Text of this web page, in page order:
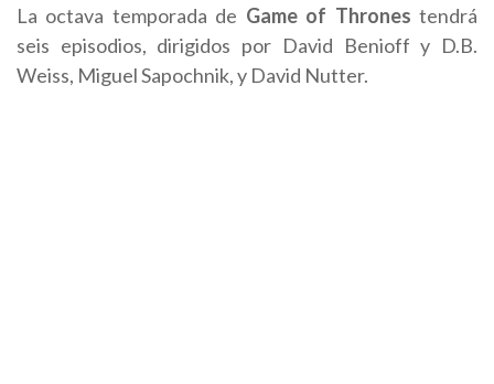
La octava temporada de Game of Thrones tendrá
seis episodios, dirigidos por David Benioff y D.B.
Weiss, Miguel Sapochnik, y David Nutter.